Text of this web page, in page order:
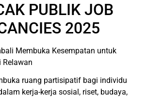
PUBLIK JOB
2025
Membuka Kesempatan untuk
Relawan
ruang partisipatif bagi individu
kerja-kerja sosial, riset, budaya,